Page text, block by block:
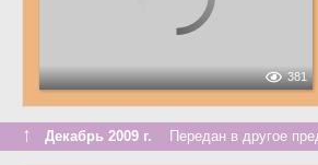
381
↑ Декабрь 2009 г. Передан в другое